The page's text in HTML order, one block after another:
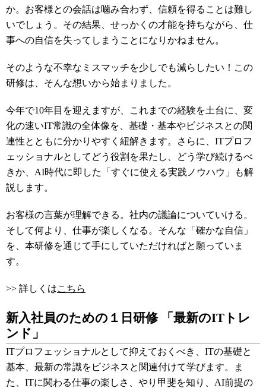
か。お客様との会話は噛み合わず、信頼を得ることは難し
いでしょう。その結果、せっかくの才能を持ちながら、仕
事への自信を失ってしまうことになりかねません。
そのような不幸なミスマッチを少しでも減らしたい！この
研修は、そんな想いから始まりました。
今年で10年目を迎えますが、これまでの経験を土台に、変
化の速いIT常識の全体像を、基礎・基本やビジネスとの関
連性とともに分かりやすく紐解きます。さらに、ITプロフ
ェッショナルとしてどう役割を果たし、どう学び続けるべ
きか、AI時代に即した「すぐに使える実践ノウハウ」も解
説します。
お客様の言葉が理解できる。社内の議論についていける。
そして何より、仕事が楽しくなる。そんな「確かな自信」
を、本研修を通じて手にしていただければと願っていま
す。
>> 詳しくはこちら
新入社員のための１日研修 「最新のITトレ
ンド」
ITプロフェッショナルとして抑えておくべき、ITの基礎と
基本、最新の常識をビジネスと関連付けて学びます。ま
た、ITに関わる仕事の楽しさ、やり甲斐を知り、AI前提の